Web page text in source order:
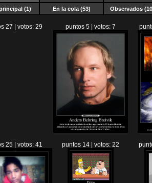
(1)
En la cola (53) Observados
27 | votos: 29 puntos 5 | votos: 7
25 | votos: 41 puntos 14 | votos: 22